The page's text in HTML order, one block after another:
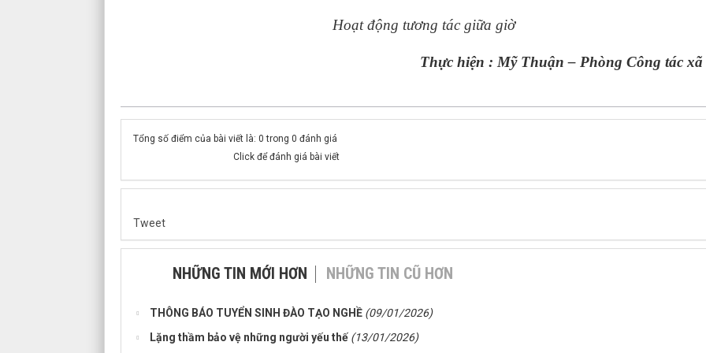
Hoạt động tương tác giữa giờ
Thực hiện : Mỹ Thuận – Phòng Công tác xã
Tổng số điểm của bài viết là: 0 trong 0 đánh giá
Click để đánh giá bài viết
Tweet
NHỮNG TIN MỚI HƠN NHỮNG TIN CŨ HƠN
THÔNG BÁO TUYỂN SINH ĐÀO TẠO NGHỀ (09/01/2026)
Lặng thầm bảo vệ những người yếu thế (13/01/2026)